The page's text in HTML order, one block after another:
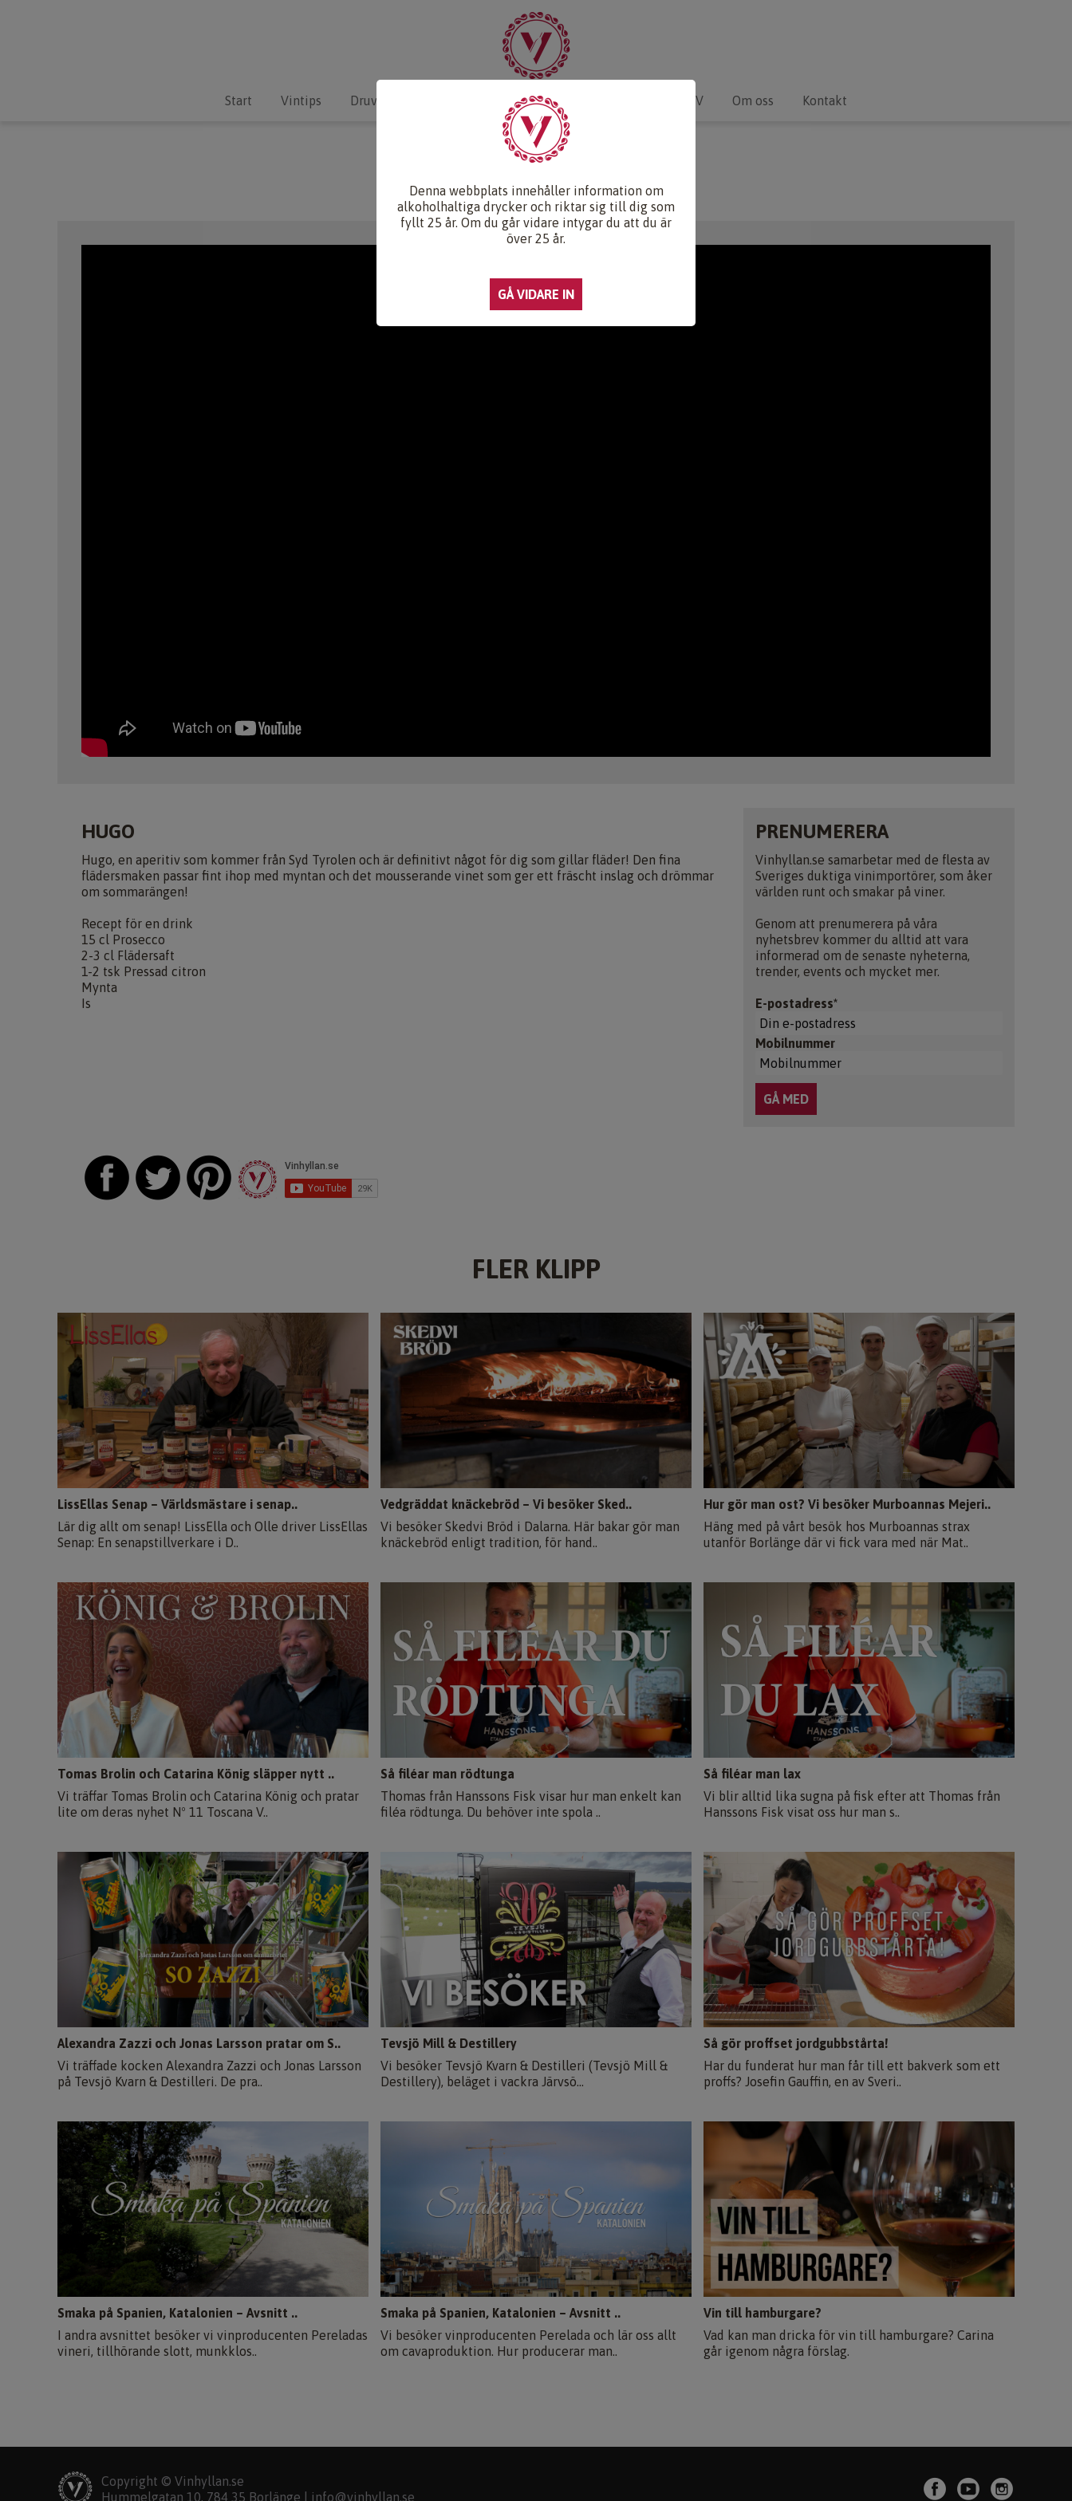
Start Vintips Druvlexikon Recept & Mat Vinkunskap Webb-TV Om oss Kontakt
WEBB-TV
HUGO
Hugo, en aperitiv som kommer från Syd Tyrolen och är definitivt något för dig som gillar fläder! Den fina
flädersmaken passar fint ihop med myntan och det mousserande vinet som ger ett fräscht inslag och drömmar
om sommarängen!
Recept för en drink
15 cl Prosecco
2-3 cl Flädersaft
1-2 tsk Pressad citron
Mynta
Is
PRENUMERERA
Vinhyllan.se samarbetar med de flesta av
Sveriges duktiga vinimportörer, som åker
världen runt och smakar på viner.
Genom att prenumerera på våra
nyhetsbrev kommer du alltid att vara
informerad om de senaste nyheterna,
trender, events och mycket mer.
E-postadress*
Mobilnummer
FLER KLIPP
LissEllas Senap – Världsmästare i senap..
Lär dig allt om senap! LissElla och Olle driver LissEllas
Senap: En senapstillverkare i D..
Vedgräddat knäckebröd – Vi besöker Sked..
Vi besöker Skedvi Bröd i Dalarna. Här bakar gör man
knäckebröd enligt tradition, för hand..
Hur gör man ost? Vi besöker Murboannas Mejeri..
Häng med på vårt besök hos Murboannas strax
utanför Borlänge där vi fick vara med när Mat..
Tomas Brolin och Catarina König släpper nytt ..
Vi träffar Tomas Brolin och Catarina König och pratar
lite om deras nyhet Nº 11 Toscana V..
Så filéar man rödtunga
Thomas från Hanssons Fisk visar hur man enkelt kan
filéa rödtunga. Du behöver inte spola ..
Så filéar man lax
Vi blir alltid lika sugna på fisk efter att Thomas från
Hanssons Fisk visat oss hur man s..
Alexandra Zazzi och Jonas Larsson pratar om S..
Vi träffade kocken Alexandra Zazzi och Jonas Larsson
på Tevsjö Kvarn & Destilleri. De pra..
Tevsjö Mill & Destillery
Vi besöker Tevsjö Kvarn & Destilleri (Tevsjö Mill &
Destillery), beläget i vackra Järvsö...
Så gör proffset jordgubbstårta!
Har du funderat hur man får till ett bakverk som ett
proffs? Josefin Gauffin, en av Sveri..
Smaka på Spanien, Katalonien – Avsnitt ..
I andra avsnittet besöker vi vinproducenten Pereladas
vineri, tillhörande slott, munkklos..
Smaka på Spanien, Katalonien – Avsnitt ..
Vi besöker vinproducenten Perelada och lär oss allt
om cavaproduktion. Hur producerar man..
Vin till hamburgare?
Vad kan man dricka för vin till hamburgare? Carina
går igenom några förslag.
Copyright © Vinhyllan.se
Hummelgatan 10, 784 35 Borlänge |
info@vinhyllan.se
Denna webbplats innehåller information om
alkoholhaltiga drycker och riktar sig till dig som
fyllt 25 år. Om du går vidare intygar du att du är
över 25 år.